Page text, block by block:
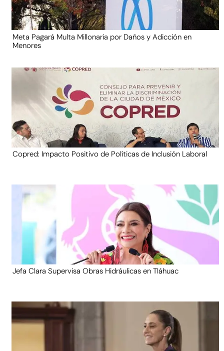
Meta Pagará Multa Millonaria por Daños y Adicción en
Menores
Copred: Impacto Positivo de Políticas de Inclusión Laboral
Jefa Clara Supervisa Obras Hidráulicas en Tláhuac